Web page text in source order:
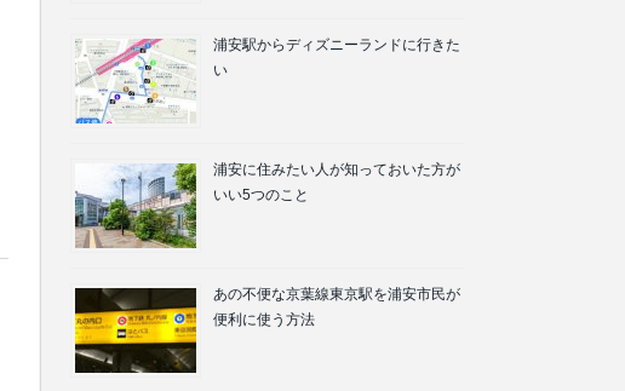
浦安駅からディズニーランドに行きた
い
浦安に住みたい人が知っておいた方が
いい5つのこと
あの不便な京葉線東京駅を浦安市民が
便利に使う方法